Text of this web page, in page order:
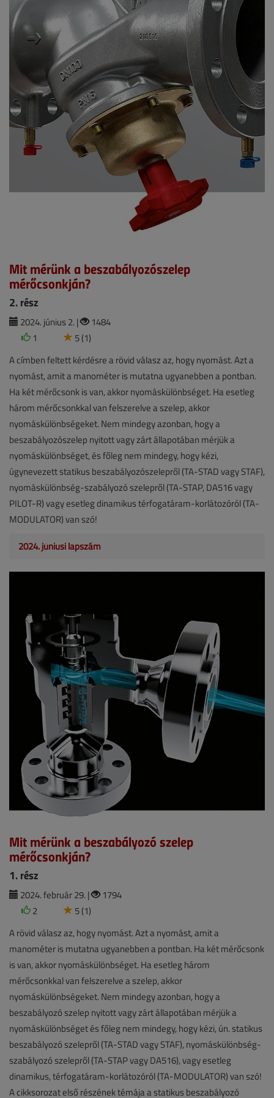
Mit mérünk a beszabályozószelep
mérőcsonkján?
2. rész
2024. június 2. |
1484
1
5 (1)
A címben feltett kérdésre a rövid válasz az, hogy nyomást. Azt a
nyomást, amit a manométer is mutatna ugyanebben a pontban.
Ha két mérőcsonk is van, akkor nyomáskülönbséget. Ha esetleg
három mérőcsonkkal van felszerelve a szelep, akkor
nyomáskülönbségeket. Nem mindegy azonban, hogy a
beszabályozószelep nyitott vagy zárt állapotában mérjük a
nyomáskülönbséget, és főleg nem mindegy, hogy kézi,
úgynevezett statikus beszabályozószelepről (TA-STAD vagy STAF),
nyomáskülönbség-szabályozó szelepről (TA-STAP, DA516 vagy
PILOT-R) vagy esetleg dinamikus térfogatáram-korlátozóról (TA-
MODULATOR) van szó!
2024. júniusi lapszám
Mit mérünk a beszabályozó szelep
mérőcsonkján?
1. rész
2024. február 29. |
1794
2
5 (1)
A rövid válasz az, hogy nyomást. Azt a nyomást, amit a
manométer is mutatna ugyanebben a pontban. Ha két mérőcsonk
is van, akkor nyomáskülönbséget. Ha esetleg három
mérőcsonkkal van felszerelve a szelep, akkor
nyomáskülönbségeket. Nem mindegy azonban, hogy a
beszabályozó szelep nyitott vagy zárt állapotában mérjük a
nyomáskülönbséget és főleg nem mindegy, hogy kézi, ún. statikus
beszabályozó szelepről (TA-STAD vagy STAF), nyomáskülönbség-
szabályozó szelepről (TA-STAP vagy DA516), vagy esetleg
dinamikus, térfogatáram-korlátozóról (TA-MODULATOR) van szó!
A cikksorozat első részének témája a statikus beszabályozó